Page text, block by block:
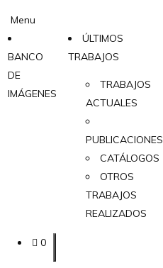
Menu
BANCO
DE
IMÁGENES
ÚLTIMOS
TRABAJOS
TRABAJOS
ACTUALES
PUBLICACIONES
CATÁLOGOS
OTROS
TRABAJOS
REALIZADOS
0